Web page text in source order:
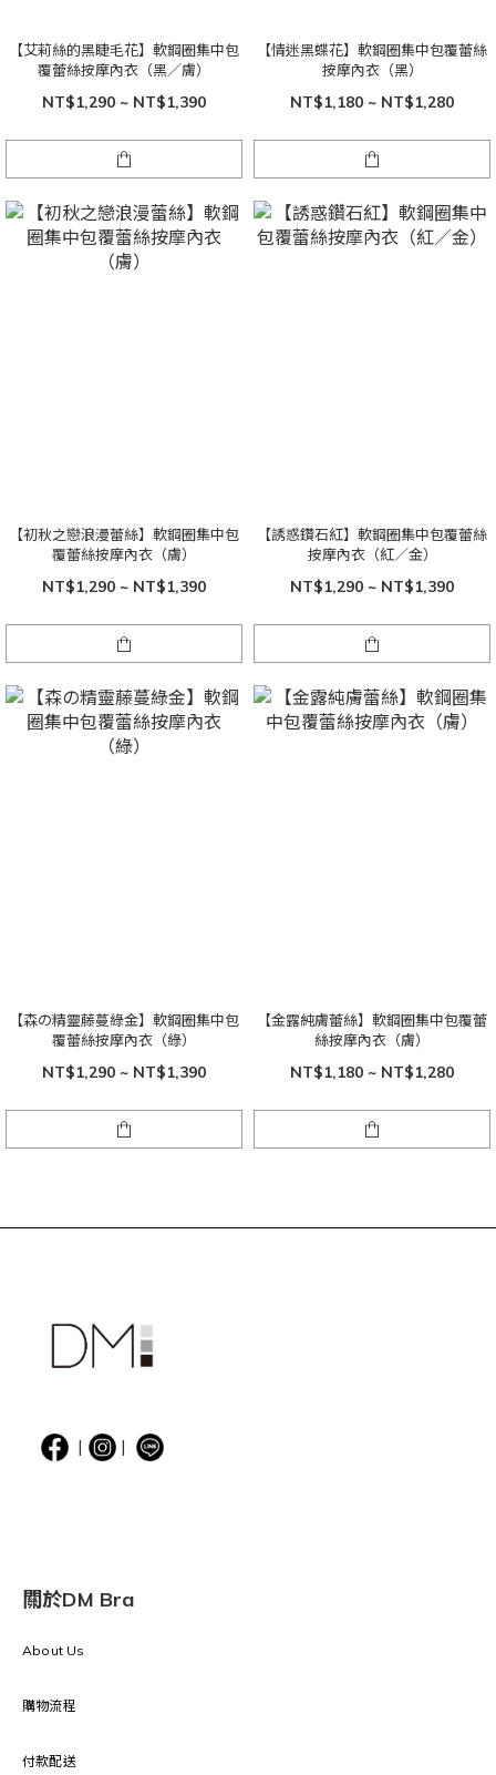
【艾莉絲的黑睫毛花】軟鋼圈集中包
覆蕾絲按摩內衣（黑／膚）
NT$1,290 ~ NT$1,390
【情迷黑蝶花】軟鋼圈集中包覆蕾絲
按摩內衣（黑）
NT$1,180 ~ NT$1,280
【初秋之戀浪漫蕾絲】軟鋼圈集中包
覆蕾絲按摩內衣（膚）
NT$1,290 ~ NT$1,390
【誘惑鑽石紅】軟鋼圈集中包覆蕾絲
按摩內衣（紅／金）
NT$1,290 ~ NT$1,390
【森の精靈藤蔓綠金】軟鋼圈集中包
覆蕾絲按摩內衣（綠）
NT$1,290 ~ NT$1,390
【金露純膚蕾絲】軟鋼圈集中包覆蕾
絲按摩內衣（膚）
NT$1,180 ~ NT$1,280
| |
關於DM Bra
About Us
購物流程
付款配送